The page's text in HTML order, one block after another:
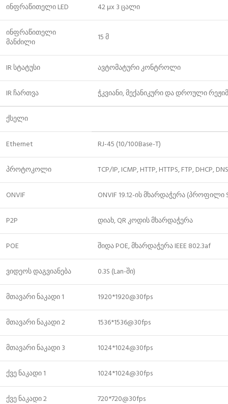
ინფრაწითელი LED 42 μx 3 ცალი
ინფრაწითელი
მანძილი
15 მ
IR სტატუსი ავტომატური კონტროლი
IR ჩართვა ჭკვიანი, მექანიკური და დროული
ქსელი
Ethernet RJ-45 (10/100Base-T)
პროტოკოლი TCP/IP, ICMP, HTTP, HTTPS, FTP, DHCP,
ONVIF ONVIF 19.12-ის მხარდაჭერა (პროფილი
P2P დიახ, QR კოდის მხარდაჭერა
POE შიდა POE, მხარდაჭერა IEEE 802.3af
ვიდეოს დაგვიანება 0.3S (Lan-ში)
მთავარი ნაკადი 1 1920*1920@30fps
მთავარი ნაკადი 2 1536*1536@30fps
მთავარი ნაკადი 3 1024*1024@30fps
ქვე ნაკადი 1 1024*1024@30fps
ქვე ნაკადი 2 720*720@30fps